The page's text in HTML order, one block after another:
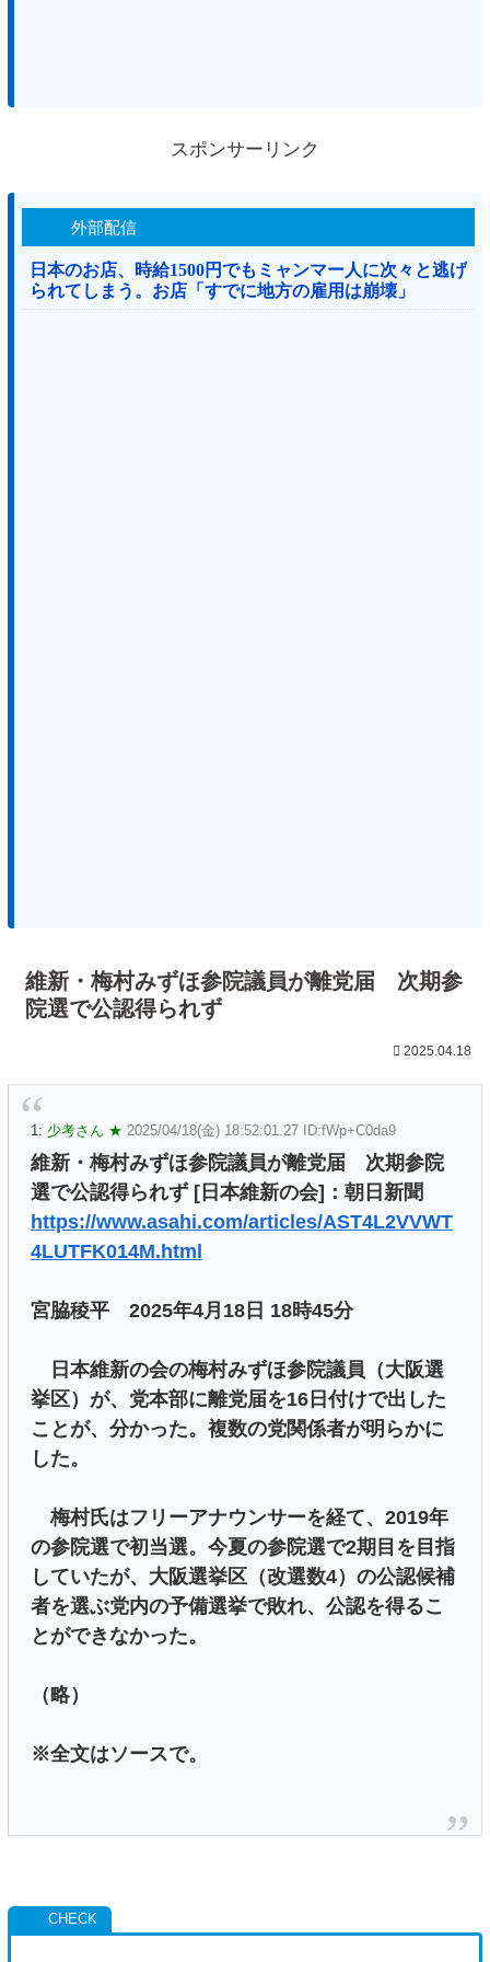
スポンサーリンク
外部配信
日本のお店、時給1500円でもミャンマー人に次々と逃げ
られてしまう。お店「すでに地方の雇用は崩壊」
維新・梅村みずほ参院議員が離党届 次期参
院選で公認得られず
2025.04.18
1: 少考さん ★ 2025/04/18(金) 18:52:01.27 ID:fWp+C0da9
維新・梅村みずほ参院議員が離党届 次期参院
選で公認得られず [日本維新の会]：朝日新聞
https://www.asahi.com/articles/AST4L2VVWT
4LUTFK014M.html
宮脇稜平 2025年4月18日 18時45分
日本維新の会の梅村みずほ参院議員（大阪選
挙区）が、党本部に離党届を16日付けで出した
ことが、分かった。複数の党関係者が明らかに
した。
梅村氏はフリーアナウンサーを経て、2019年
の参院選で初当選。今夏の参院選で2期目を目指
していたが、大阪選挙区（改選数4）の公認候補
者を選ぶ党内の予備選挙で敗れ、公認を得るこ
とができなかった。
（略）
※全文はソースで。